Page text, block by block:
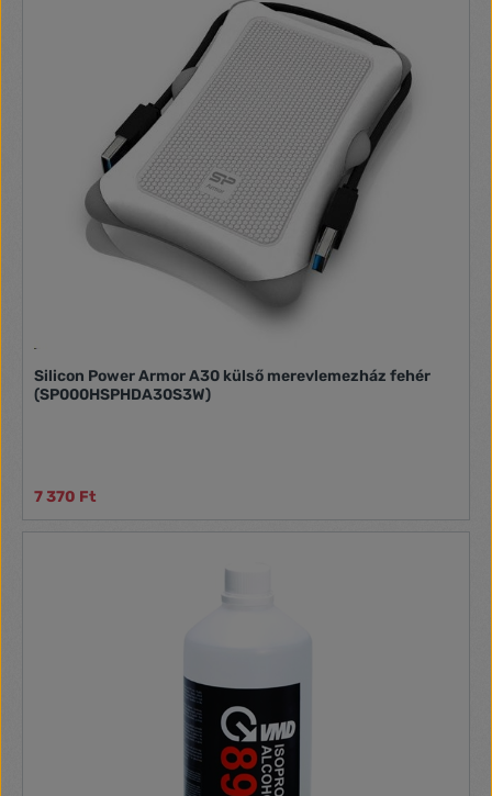
Csavar szett 1x Üzembe helyezési útmutató
Silicon Power Armor A30 külső merevlemezház fehér
(SP000HSPHDA30S3W)
7 370 Ft